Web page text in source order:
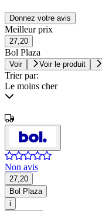
Donnez votre avis
Meilleur prix
27,20
Bol Plaza
Voir Voir le produit
Trier par:
Le moins cher
Non avis
27,20
Bol Plaza
i